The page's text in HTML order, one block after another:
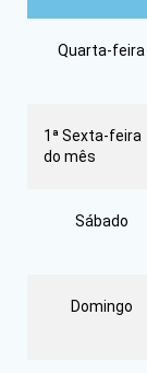
Quarta-feira
1ª Sexta-feira
do mês
Sábado
Domingo